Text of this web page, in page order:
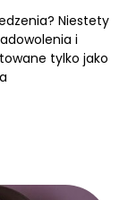
Niestety
i
tylko jako